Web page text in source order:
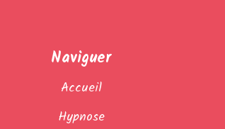
Naviguer
Accueil
Hypnose